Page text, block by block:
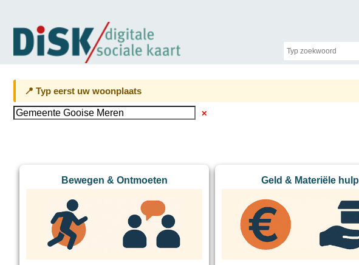
📍 Typ eerst uw woonplaats
✕
Bewegen & Ontmoeten Geld & Materiële hulp